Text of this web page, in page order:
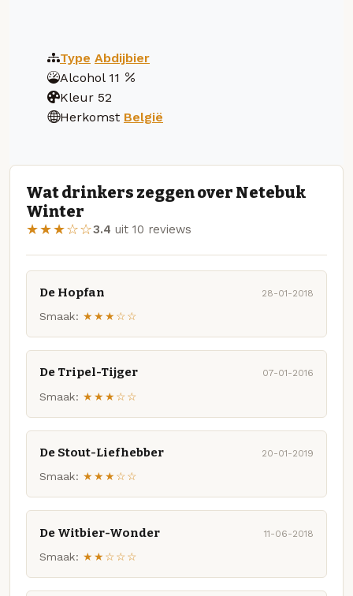
Type Abdijbier
Alcohol 11
Kleur 52
Herkomst België
Wat drinkers zeggen over Netebuk
Winter
★★★☆☆3.4 uit 10 reviews
De Hopfan 28-01-2018
Smaak: ★★★☆☆
De Tripel-Tijger 07-01-2016
Smaak: ★★★☆☆
De Stout-Liefhebber 20-01-2019
Smaak: ★★★☆☆
De Witbier-Wonder 11-06-2018
Smaak: ★★☆☆☆